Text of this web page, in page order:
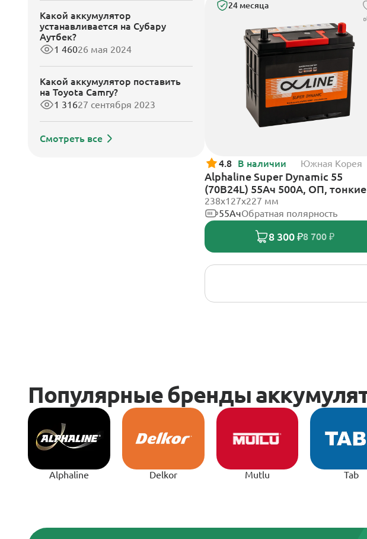
Какой аккумулятор
устанавливается на Субару
Аутбек?
1 46026 мая 2024
Какой аккумулятор поставить
на Toyota Camry?
1 31627 сентября 2023
Смотреть все
24 месяца
4.8 В наличии Южная Корея
Alphaline Super Dynamic 55
(70B24L) 55Ач 500А, ОП, тонкие
клеммы
238х127х227 мм
55АчОбратная полярность
8 300 ₽8 700 ₽
Alphaline Delkor Mutlu Tab